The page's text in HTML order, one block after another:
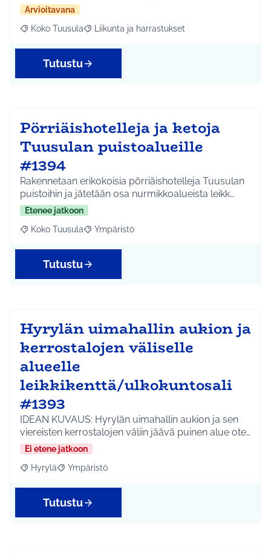
Arvioitavana
Rajaa tulokset aihepiirin mukaan: Koko Tuusula
Koko Tuusula Rajaa tulokset teeman mukaan: Liikunta ja
Liikunta ja harrastukset
Tutustu
Pörriäishotelleja ja ketoja
Tuusulan puistoalueille
#1394
Rakennetaan erikokoisia pörriäishotelleja Tuusulan
puistoihin ja jätetään osa nurmikkoalueista leikk…
Etenee jatkoon
Rajaa tulokset aihepiirin mukaan: Koko Tuusula
Koko Tuusula Rajaa tulokset teeman mukaan: Ympäristö
Ympäristö
Tutustu
Hyrylän uimahallin aukion ja
kerrostalojen väliselle
alueelle
leikkikenttä/ulkokuntosali
#1393
IDEAN KUVAUS: Hyrylän uimahallin aukion ja sen
viereisten kerrostalojen väliin jäävä puinen alue ote…
Ei etene jatkoon
Rajaa tulokset aihepiirin mukaan: Hyrylä
Hyrylä Rajaa tulokset teeman mukaan: Ympäristö
Ympäristö
Tutustu